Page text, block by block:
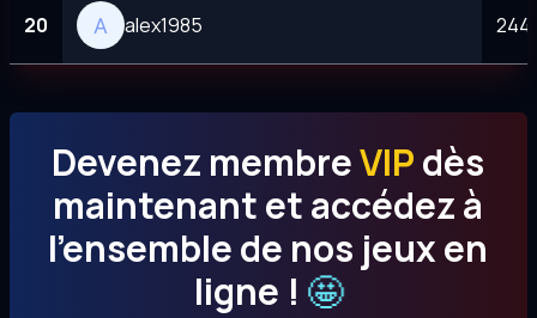
20 alex1985 244
Devenez membreVIPdès
maintenant et accédez à
l’ensemble de nos jeux en
ligne ! 🤩